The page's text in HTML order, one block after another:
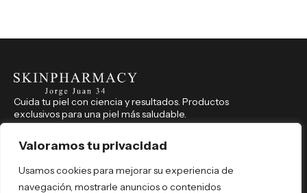
Valoramos tu privacidad
Usamos cookies para mejorar su experiencia de
navegación, mostrarle anuncios o contenidos
Cuida tu piel con ciencia y resultados. Productos
exclusivos para una piel más saludable.
914 350 541
Jorge Juan, 34, Madrid (Madrid), 28001